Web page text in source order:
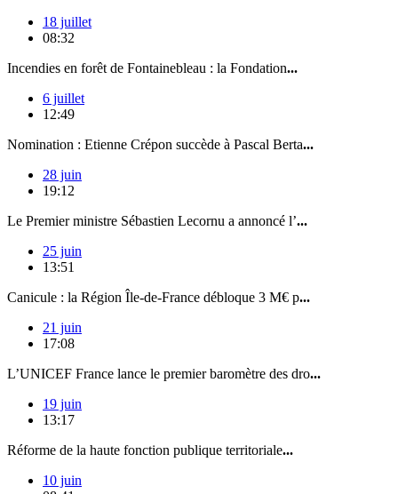
18 juillet
08:32
Incendies en forêt de Fontainebleau : la Fondation...
6 juillet
12:49
Nomination : Etienne Crépon succède à Pascal Berta...
28 juin
19:12
Le Premier ministre Sébastien Lecornu a annoncé l’...
25 juin
13:51
Canicule : la Région Île-de-France débloque 3 M€ p...
21 juin
17:08
L’UNICEF France lance le premier baromètre des dro...
19 juin
13:17
Réforme de la haute fonction publique territoriale...
10 juin